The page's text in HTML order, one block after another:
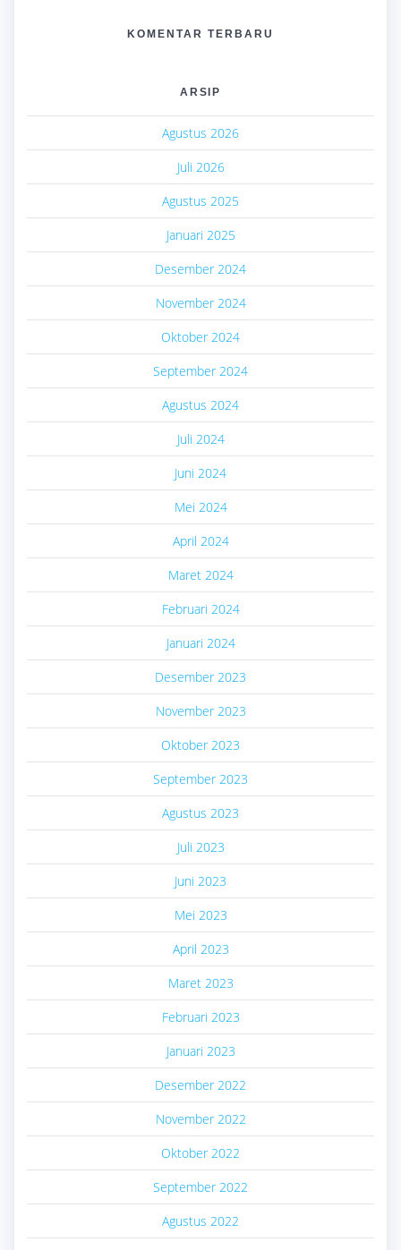
KOMENTAR TERBARU
ARSIP
Agustus 2026
Juli 2026
Agustus 2025
Januari 2025
Desember 2024
November 2024
Oktober 2024
September 2024
Agustus 2024
Juli 2024
Juni 2024
Mei 2024
April 2024
Maret 2024
Februari 2024
Januari 2024
Desember 2023
November 2023
Oktober 2023
September 2023
Agustus 2023
Juli 2023
Juni 2023
Mei 2023
April 2023
Maret 2023
Februari 2023
Januari 2023
Desember 2022
November 2022
Oktober 2022
September 2022
Agustus 2022